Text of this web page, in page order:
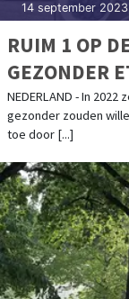
14 september
RUIM 1 OP
GEZONDER
NEDERLAND - In
gezonder zouden
toe door [...]